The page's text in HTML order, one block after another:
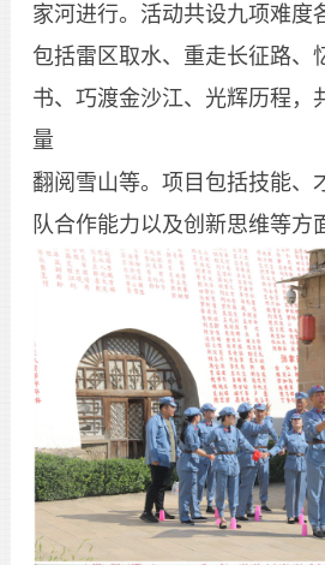
家河进行。活动共设九项难度
包括雷区取水、重走长征路、
书、巧渡金沙江、光辉历程，
量
翻阅雪山等。项目包括技能、
队合作能力以及创新思维等方